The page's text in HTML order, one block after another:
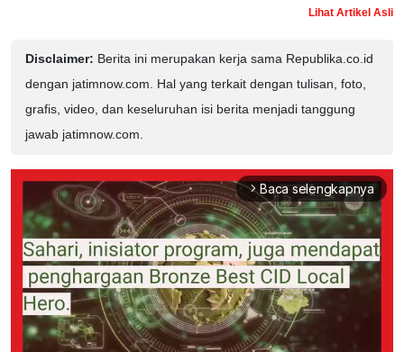
Lihat Artikel Asli
Disclaimer: Berita ini merupakan kerja sama Republika.co.id
dengan jatimnow.com. Hal yang terkait dengan tulisan, foto,
grafis, video, dan keseluruhan isi berita menjadi tanggung
jawab jatimnow.com.
arrow_forward_ios Baca selengkapnya